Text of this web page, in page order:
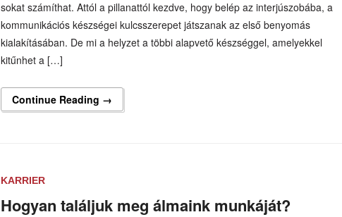
sokat számíthat. Attól a pillanattól kezdve, hogy belép az interjúszobába, a
kommunikációs készségei kulcsszerepet játszanak az első benyomás
kialakításában. De mi a helyzet a többi alapvető készséggel, amelyekkel
kitűnhet a […]
Continue Reading →
KARRIER
Hogyan találjuk meg álmaink munkáját?